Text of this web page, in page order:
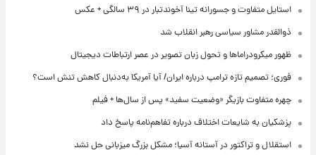
استایل متفاوت و جسورانه تینا آخوندتبار در ۳۹ سالگی + عکس
ذوالقدر مشاور سیاسی رهبر انقلاب شد
ظهور میکرودراماها و تحول زبان تصویر در عصر ارتباطات دیجیتال
فوری؛ تصمیم تازه ترامپ درباره ایران/ آیا آمریکا به‌دنبال کاهش تنش است؟
چهره متفاوت بازیگر «وضعیت سفید» پس از سال‌ها + فیلم
پزشکیان به شایعات اختلاف درباره تفاهم‌نامه پاسخ داد
استقلال و تراکتور در آستانه آسیا؛ مشکل بزرگ میزبانی حل نشد